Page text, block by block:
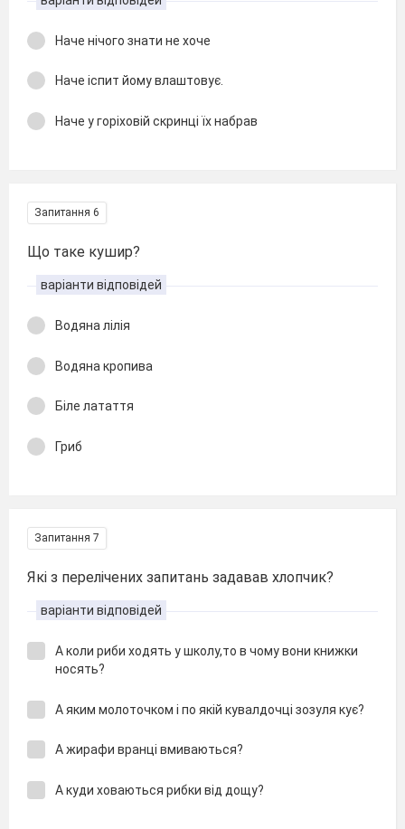
Наче нічого знати не хоче
Наче іспит йому влаштовує.
Наче у горіховій скринці їх набрав
Запитання 6
Що таке кушир?
варіанти відповідей
Водяна лілія
Водяна кропива
Біле латаття
Гриб
Запитання 7
Які з перелічених запитань задавав хлопчик?
варіанти відповідей
А коли риби ходять у школу,то в чому вони книжки
носять?
А яким молоточком і по якій кувалдочці зозуля кує?
А жирафи вранці вмиваються?
А куди ховаються рибки від дощу?